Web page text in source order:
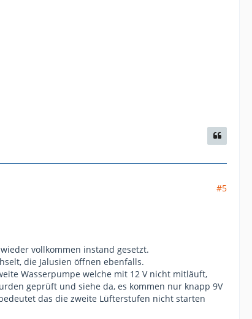
#5
vollkommen instand gesetzt.
die Jalusien öffnen ebenfalls.
Wasserpumpe welche mit 12 V nicht mitläuft,
geprüft und siehe da, es kommen nur knapp 9V
das die zweite Lüfterstufen nicht starten